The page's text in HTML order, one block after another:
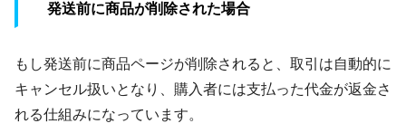
発送前に商品が削除された場合
もし発送前に商品ページが削除されると、取引は自動的に
キャンセル扱いとなり、購入者には支払った代金が返金さ
れる仕組みになっています。